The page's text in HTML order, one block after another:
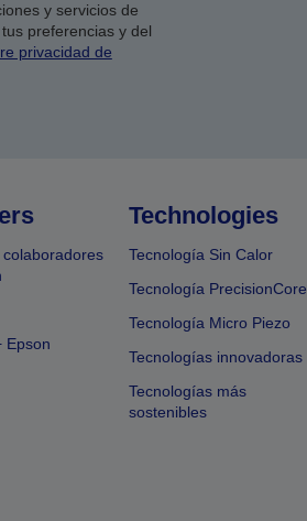
y servicios de
preferencias y del
privacidad de
colaboradores
Epson
Technologies
Tecnología Sin Calor
Tecnología PrecisionCore
Tecnología Micro Piezo
Tecnologías innovadoras
Tecnologías más
sostenibles